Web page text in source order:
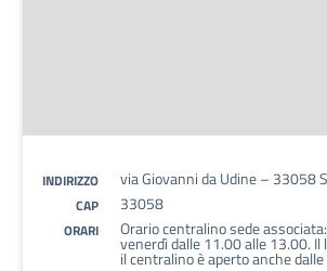
INDIRIZZO via Giovanni da Udine – 33058
CAP 33058
ORARI Orario centralino sede
venerdì dalle 11.00 alle 13.00. Il
il centralino è aperto anche